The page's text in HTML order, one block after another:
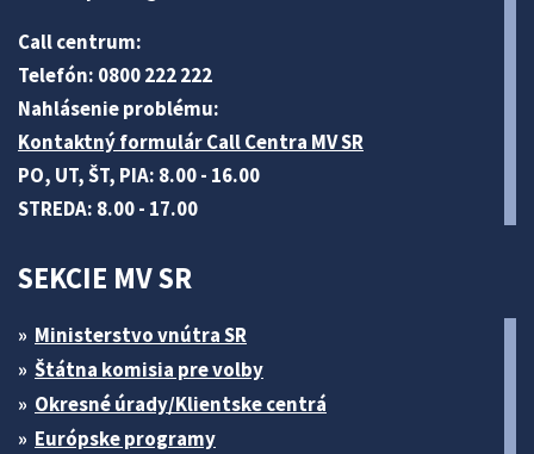
Call centrum:
Telefón: 0800 222 222
Nahlásenie problému:
Kontaktný formulár Call Centra MV SR
PO, UT, ŠT, PIA: 8.00 - 16.00
STREDA: 8.00 - 17.00
SEKCIE MV SR
Ministerstvo vnútra SR
Štátna komisia pre volby
Okresné úrady/Klientske centrá
Európske programy